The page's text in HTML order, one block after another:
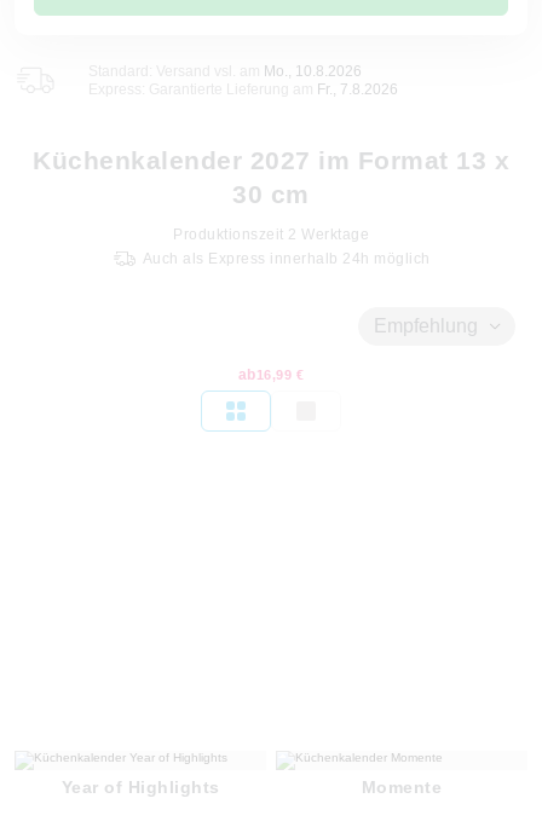
Mo., 10.8.2026
Express: Garantierte Lieferung am
Fr., 7.8.2026
Küchenkalender 2027 im Format 13 x
30 cm
Produktionszeit 2 Werktage
Auch als Express innerhalb 24h möglich
Empfehlung
ab16,99 €
Year of Highlights Momente